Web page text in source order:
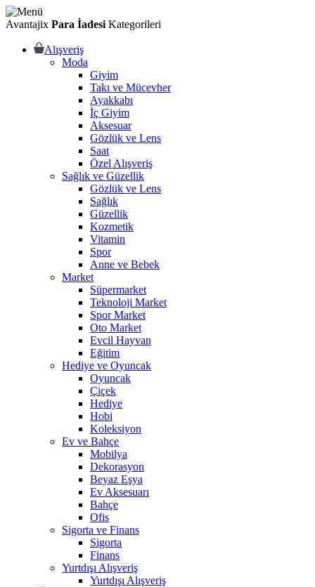
Avantajix Para İadesi Kategorileri
Alışveriş
Moda
Giyim
Takı ve Mücevher
Ayakkabı
İç Giyim
Aksesuar
Gözlük ve Lens
Saat
Özel Alışveriş
Sağlık ve Güzellik
Gözlük ve Lens
Sağlık
Güzellik
Kozmetik
Vitamin
Spor
Anne ve Bebek
Market
Süpermarket
Teknoloji Market
Spor Market
Oto Market
Evcil Hayvan
Eğitim
Hediye ve Oyuncak
Oyuncak
Çiçek
Hediye
Hobi
Koleksiyon
Ev ve Bahçe
Mobilya
Dekorasyon
Beyaz Eşya
Ev Aksesuarı
Bahçe
Ofis
Sigorta ve Finans
Sigorta
Finans
Yurtdışı Alışveriş
Yurtdışı Alışveriş